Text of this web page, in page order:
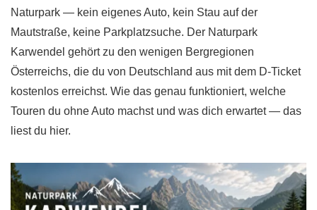
Naturpark — kein eigenes Auto, kein Stau auf der
Mautstraße, keine Parkplatzsuche. Der Naturpark
Karwendel gehört zu den wenigen Bergregionen
Österreichs, die du von Deutschland aus mit dem D-Ticket
kostenlos erreichst. Wie das genau funktioniert, welche
Touren du ohne Auto machst und was dich erwartet — das
liest du hier.